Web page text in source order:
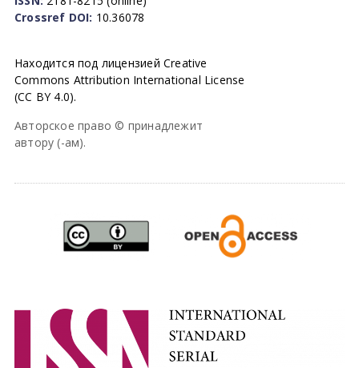
Crossref DOI: 10.36078
Находится под лицензией Creative
Commons Attribution International License
(CC BY 4.0).
Авторское право © принадлежит
автору (-ам).